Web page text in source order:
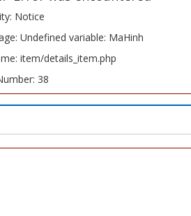
Notice
Undefined variable: MaHinh
item/details_item.php
38